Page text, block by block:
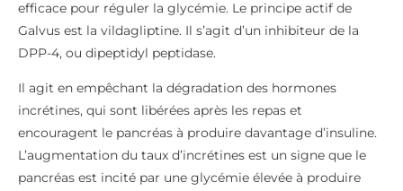
efficace pour réguler la glycémie. Le principe actif de
Galvus est la vildagliptine. Il s’agit d’un inhibiteur de la
DPP-4, ou dipeptidyl peptidase.
Il agit en empêchant la dégradation des hormones
incrétines, qui sont libérées après les repas et
encouragent le pancréas à produire davantage d’insuline.
L’augmentation du taux d’incrétines est un signe que le
pancréas est incité par une glycémie élevée à produire